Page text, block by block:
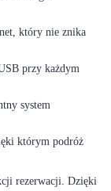
który nie znika
przy każdym
system
którym podróż
rezerwacji. Dzięki